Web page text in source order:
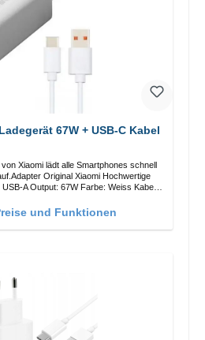
67W + USB-C Kabel
Xiaomi lädt alle Smartphones schnell
Original Xiaomi Hochwertige
und Funktionen